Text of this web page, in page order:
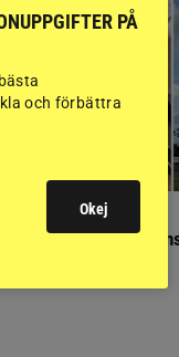
GÄSTBLOGGEN
Så gick det på
PÅ
och förbättra
Okej